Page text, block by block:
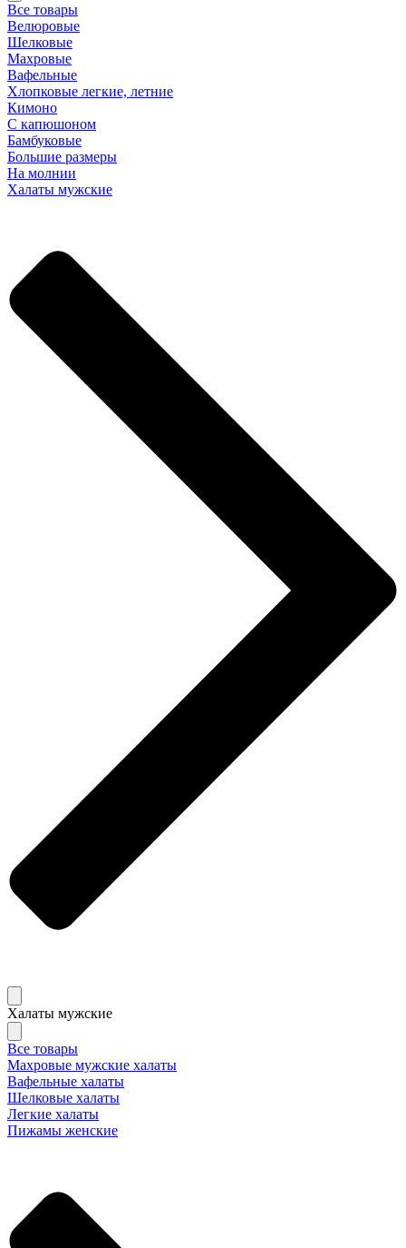
Все товары
Велюровые
Шелковые
Махровые
Вафельные
Хлопковые легкие, летние
Кимоно
С капюшоном
Бамбуковые
Большие размеры
На молнии
Халаты мужские
Халаты мужские
Все товары
Махровые мужские халаты
Вафельные халаты
Шелковые халаты
Легкие халаты
Пижамы женские